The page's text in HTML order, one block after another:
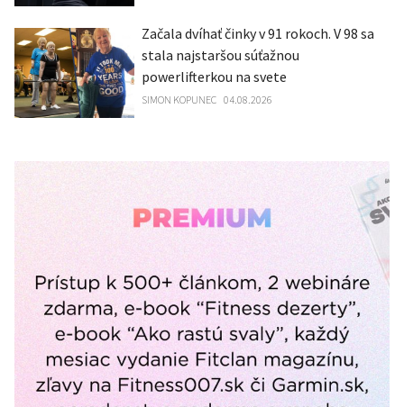
Začala dvíhať činky v 91 rokoch. V 98 sa
stala najstaršou súťažnou
powerlifterkou na svete
SIMON KOPUNEC 04.08.2026